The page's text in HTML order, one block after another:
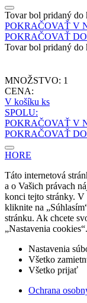
Tovar bol pridaný do
POKRAČOVAŤ V
POKRAČOVAŤ
Tovar bol pridaný do
MNOŽSTVO: 1
CENA:
V košíku ks
SPOLU:
POKRAČOVAŤ V
POKRAČOVAŤ
HORE
Táto internetová
a o Vašich právach
konci tejto stránky. V
kliknite na
stránku. Ak chcete
„Nastavenia cookies“.
Nastavenia
Všetko
Všetko prijať
Ochrana